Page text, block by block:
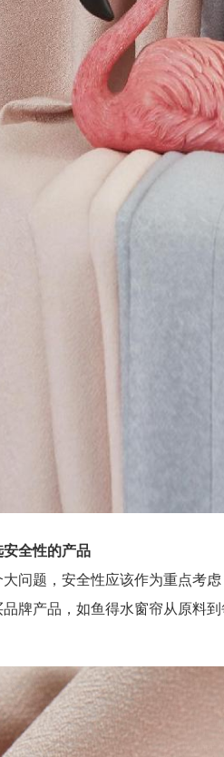
安全性的产品
题，安全性应该作为重点考虑
产品，如鱼得水窗帘从原料到